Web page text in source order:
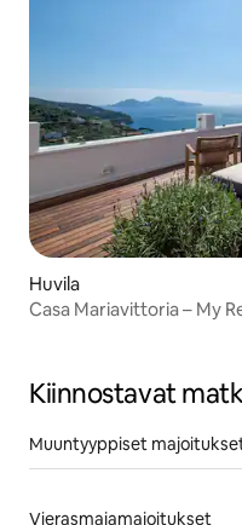
Huvila
Casa Mariavittoria – My
Kiinnostavat
Muuntyyppiset
Vierasmajamajoitukset